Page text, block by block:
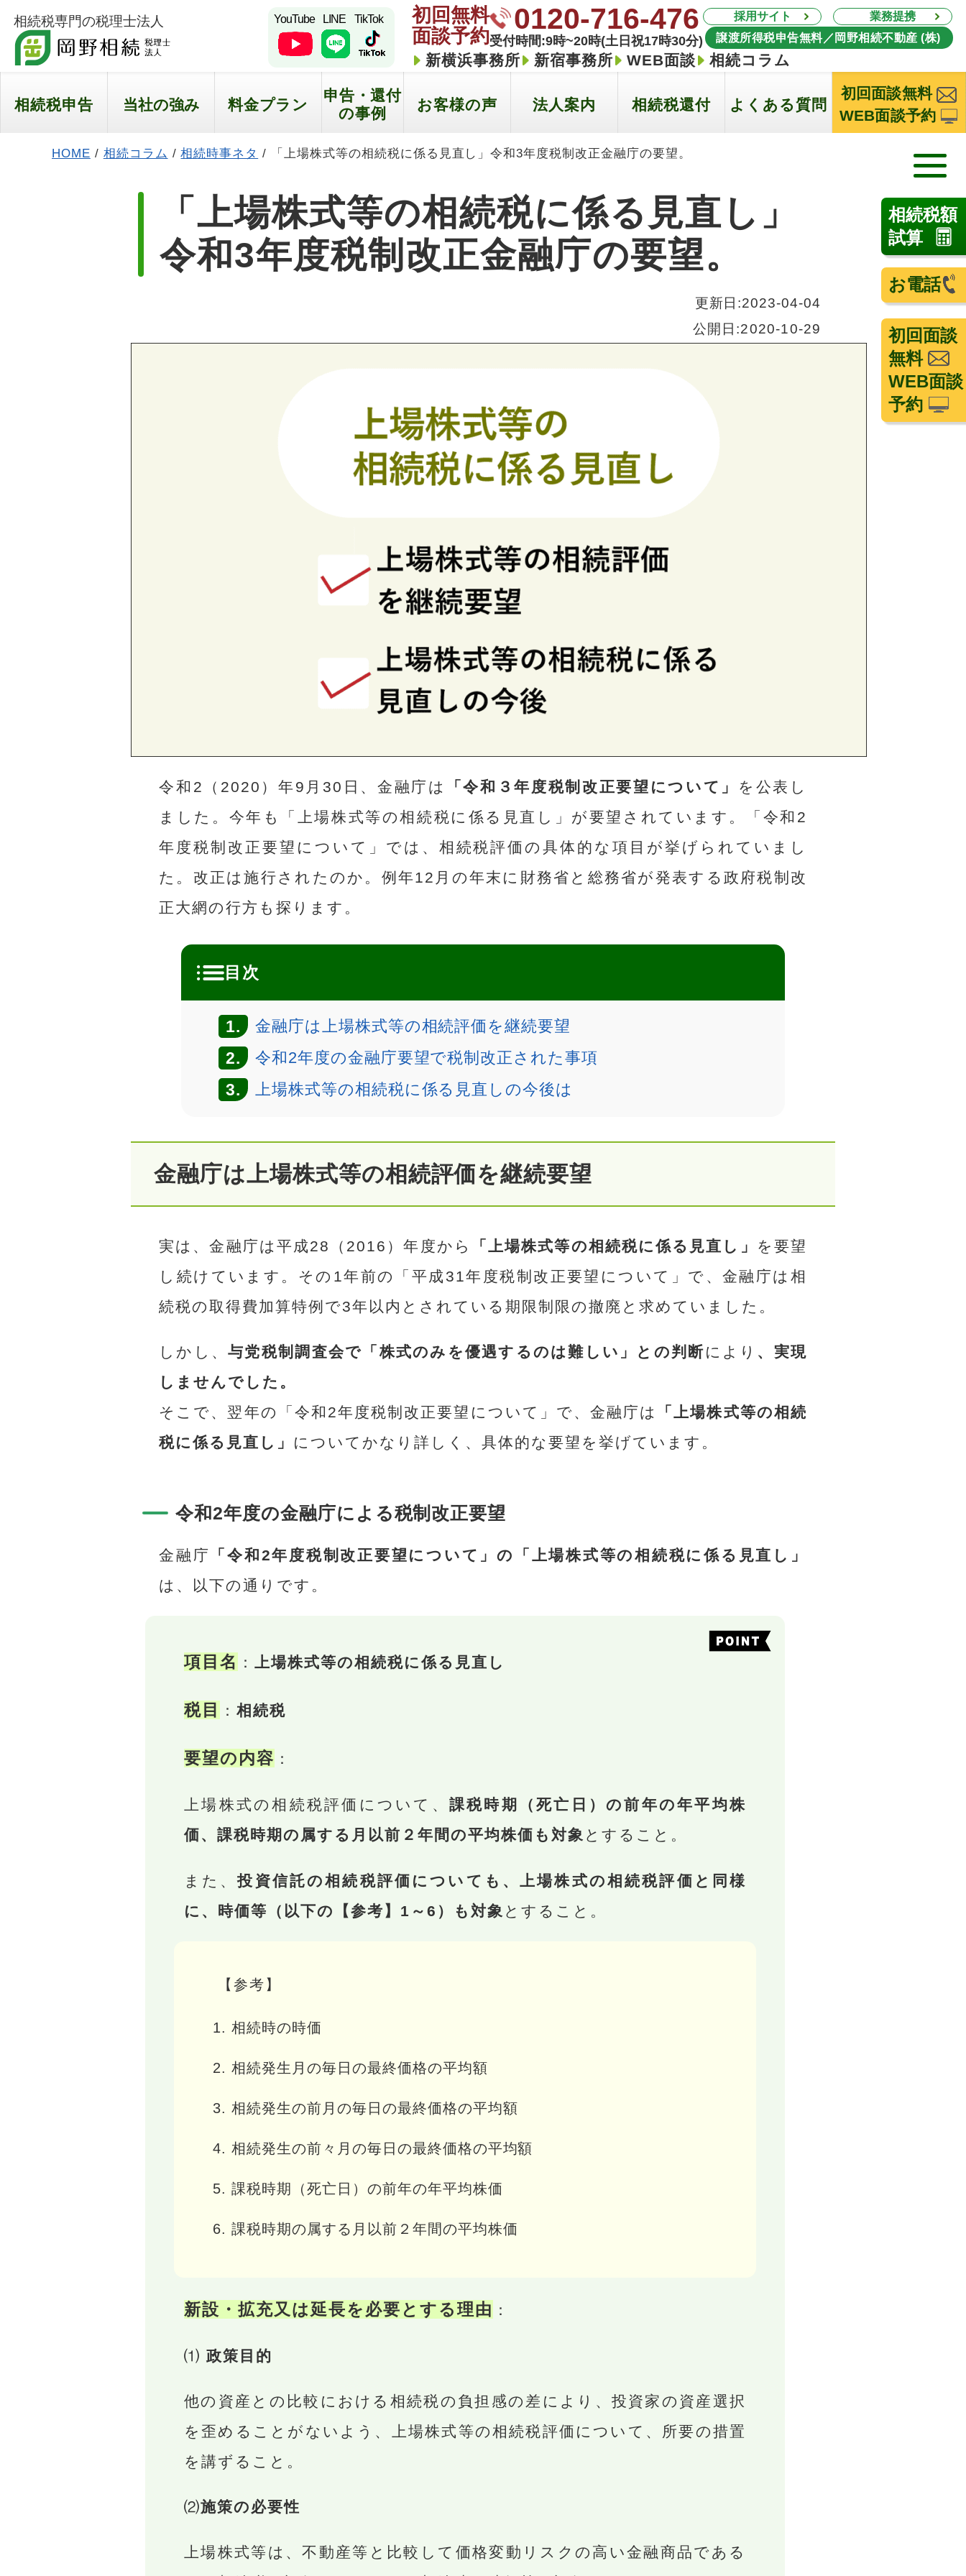
相続税専門の税理士法人 YouTube LINE TikTok
初回無料
面談予約
0120-716-476
受付時間:9時~20時(土日祝17時30分)
採用サイト
業務提携
譲渡所得税申告無料／岡野相続不動産 (株)
新横浜事務所 新宿事務所 WEB面談 相続コラム
相続税申告 当社の強み 料金プラン
申告・還付
の事例
お客様の声 法人案内 相続税還付 よくある質問
初回面談無料
WEB面談予約
HOME / 相続コラム /相続時事ネタ / 「上場株式等の相続税に係る見直し」令和3年度税制改正金融庁の要望。
「上場株式等の相続税に係る見直し」
令和3年度税制改正金融庁の要望。
更新日:2023-04-04
公開日:2020-10-29
令和2（2020）年9月30日、金融庁は 「令和３年度税制改正要望について」 を公表し
ました。今年も「上場株式等の相続税に係る見直し」が要望されています。「令和2
年度税制改正要望について」では、相続税評価の具体的な項目が挙げられていまし
た。改正は施行されたのか。例年12月の年末に財務省と総務省が発表する政府税制改
正大網の行方も探ります。
目次
1. 金融庁は上場株式等の相続評価を継続要望
2. 令和2年度の金融庁要望で税制改正された事項
3. 上場株式等の相続税に係る見直しの今後は
金融庁は上場株式等の相続評価を継続要望
実は、金融庁は平成28（2016）年度から 「上場株式等の相続税に係る見直し」
を要望
し続けています。その1年前の「平成31年度税制改正要望について」で、金融庁は相
続税の取得費加算特例で3年以内とされている期限制限の撤廃と求めていました。
しかし、与党税制調査会で「株式のみを優遇するのは難しい」との判断により 、実現
しませんでした。
そこで、翌年の「令和2年度税制改正要望について」で、金融庁は
「上場株式等の相続
税に係る見直し」 についてかなり詳しく、具体的な要望を挙げています。
令和2年度の金融庁による税制改正要望
金融庁
「令和2年度税制改正要望について」の「上場株式等の相続税に係る見直し」
は、以下の通りです。
項目名 ： 上場株式等の相続税に係る見直し
税目 ： 相続税
要望の内容 ：
上場株式の相続税評価について、 課税時期（死亡日）の前年の年平均株
価、課税時期の属する月以前２年間の平均株価も対象 とすること。
また、投資信託の相続税評価についても、上場株式の相続税評価と同様
に、時価等（以下の【参考】1～6）も対象 とすること。
【参考】
相続時の時価
相続発生月の毎日の最終価格の平均額
相続発生の前月の毎日の最終価格の平均額
相続発生の前々月の毎日の最終価格の平均額
課税時期（死亡日）の前年の年平均株価
課税時期の属する月以前２年間の平均株価
新設・拡充又は延長を必要とする理由 ：
⑴ 政策目的
他の資産との比較における相続税の負担感の差により、投資家の資産選択
を歪めることがないよう、上場株式等の相続税評価について、所要の措置
を講ずること。
⑵施策の必要性
上場株式等は、不動産等と比較して価格変動リスクの高い金融商品である
お電話
初回面談
無料
WEB面談
予約
相続税額
試算